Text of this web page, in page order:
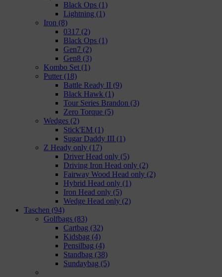
Black Ops (1)
Lightning (1)
Iron (8)
0317 (2)
Black Ops (1)
Gen7 (2)
Gen8 (3)
Kombo Set (1)
Putter (18)
Battle Ready II (9)
Black Hawk (1)
Tour Series Brandon (3)
Zero Torque (5)
Wedges (2)
Stick'EM (1)
Sugar Daddy III (1)
Z Heady only (17)
Driver Head only (5)
Driving Iron Head only (2)
Fairway Wood Head only (2)
Hybrid Head only (1)
Iron Head only (5)
Wedge Head only (2)
Taschen (94)
Golfbags (83)
Cartbag (32)
Kidsbag (4)
Pensilbag (4)
Standbag (38)
Sundaybag (5)